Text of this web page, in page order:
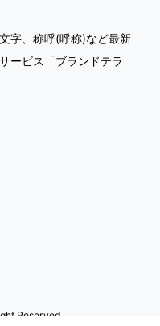
字、称呼(呼称)など最新
ービス「ブランドテラ
Reserved.